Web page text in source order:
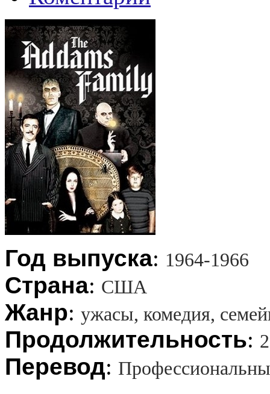
Год выпуска: 1964-1966
Страна: США
Жанр: ужасы, комедия,
Продолжительность:
Перевод: